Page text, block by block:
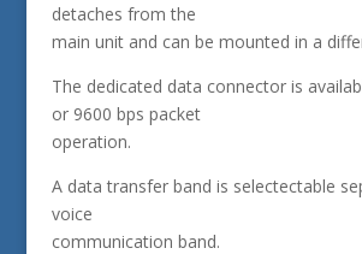
detaches from the
main unit and can be mounted in a
The dedicated data connector is
or 9600 bps packet
operation.
A data transfer band is selectectable
voice
communication band.